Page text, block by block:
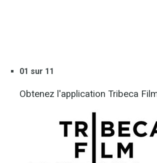
01 sur 11
Obtenez l'application Tribeca